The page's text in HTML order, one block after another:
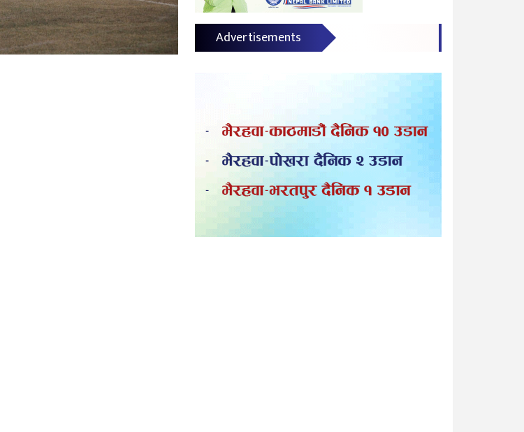
Advertisements